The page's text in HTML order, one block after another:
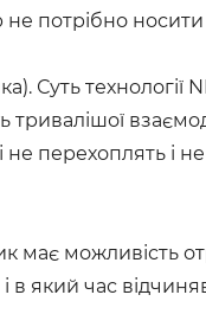
потрібно носити
Суть технології
перехоплять і
можливість
який час